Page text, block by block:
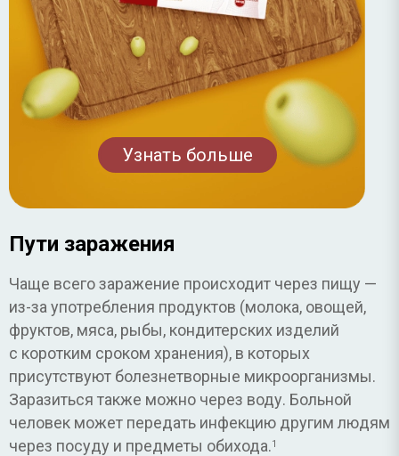
Узнать больше
Пути заражения
Чаще всего заражение происходит через пищу —
из-за употребления продуктов (молока, овощей,
фруктов, мяса, рыбы, кондитерских изделий
с коротким сроком хранения), в которых
присутствуют болезнетворные микроорганизмы.
Заразиться также можно через воду. Больной
человек может передать инфекцию другим людям
через посуду и предметы обихода.1